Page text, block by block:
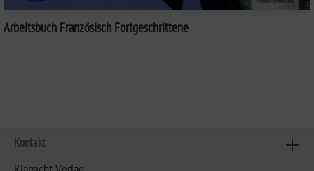
Arbeitsbuch Französisch Fortgeschrittene
Kontakt